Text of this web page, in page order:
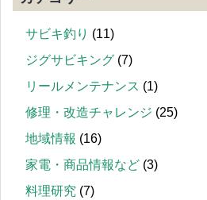
サビキ釣り (11)
ジグサビキング (7)
リールメンテナンス (1)
修理・改造チャレンジ (25)
地域情報 (16)
家電・商品情報など (3)
料理研究 (7)